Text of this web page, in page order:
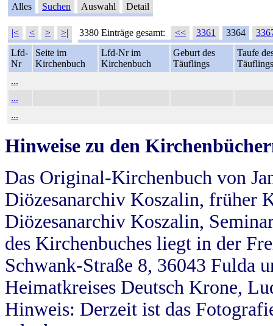
Alles Suchen Auswahl Detail
|< < > >| 3380 Einträge gesamt: << 3361 3364
Lfd-
Nr
Seite im
Kirchenbuch
Lfd-Nr im
Kirchenbuch
Geburt des
Täuflings
Taufe
Täuflings
...
...
...
Hinweise zu den
Das Original-Kirchenbuch von
Diözesanarchiv Koszalin, früher
Diözesanarchiv Koszalin,
des Kirchenbuches liegt in der
Schwank-Straße 8, 36043 Fulda
Heimatkreises Deutsch Krone,
Hinweis: Derzeit ist das